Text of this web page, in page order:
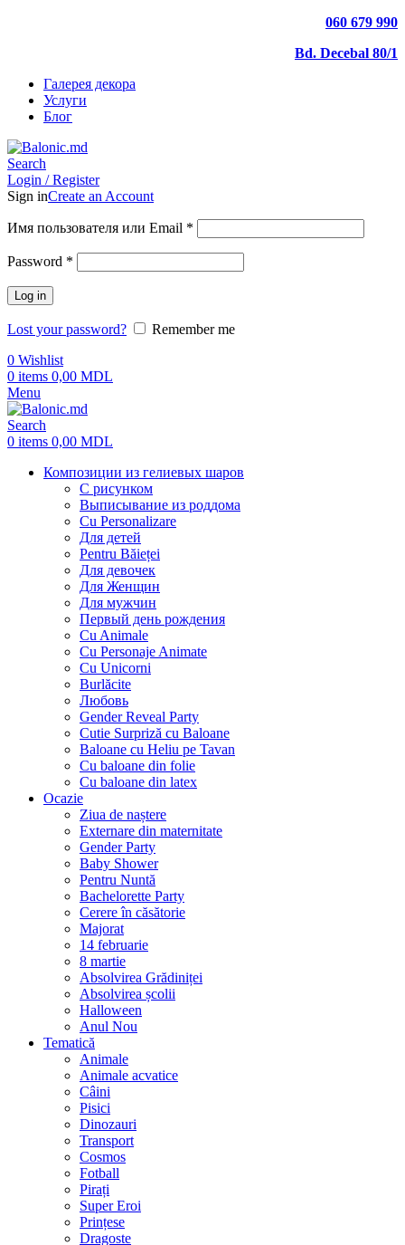
060 679 990
Bd. Decebal 80/1
Галерея декора
Услуги
Блог
Search
Login / Register
Sign inCreate an Account
Имя пользователя или Email *
Password *
Log in
Lost your password?
Remember me
0 Wishlist
0 items 0,00 MDL
Menu
Search
0 items 0,00 MDL
Композиции из гелиевых шаров
С рисунком
Выписывание из роддома
Cu Personalizare
Для детей
Pentru Băieței
Для девочек
Для Женщин
Для мужчин
Первый день рождения
Cu Animale
Cu Personaje Animate
Cu Unicorni
Burlăcite
Любовь
Gender Reveal Party
Cutie Surpriză cu Baloane
Baloane cu Heliu pe Tavan
Cu baloane din folie
Cu baloane din latex
Ocazie
Ziua de naștere
Externare din maternitate
Gender Party
Baby Shower
Pentru Nuntă
Bachelorette Party
Cerere în căsătorie
Majorat
14 februarie
8 martie
Absolvirea Grădiniței
Absolvirea școlii
Halloween
Anul Nou
Tematică
Animale
Animale acvatice
Câini
Pisici
Dinozauri
Transport
Cosmos
Fotball
Pirați
Super Eroi
Prințese
Dragoste